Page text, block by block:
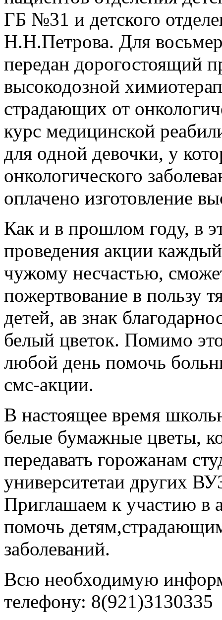
ГБ №31 и детского
Н.Н.Петрова. Для
передан дорогостоящий
высокодозной
страдающих от
курс медицинской
для одной девочки, у
онкологического
оплачено изготовление
Как и в прошлом году, в
проведения акции
чужому несчастью,
пожертвование в пользу
детей, ав знак
белый цветок. Помимо
любой день помочь
смс-акции.
В настоящее время
белые бумажные цветы,
передавать горожанам
университетаи других
Приглашаем к участию в
помочь
заболеваний.
Всю необходимую
телефону: 8(921)3130335